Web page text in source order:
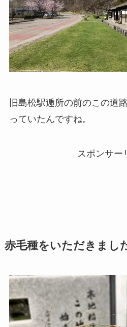
旧島松駅逓所の前のこの道
っていたんですね。
スポンサー
赤毛種をいただきまし